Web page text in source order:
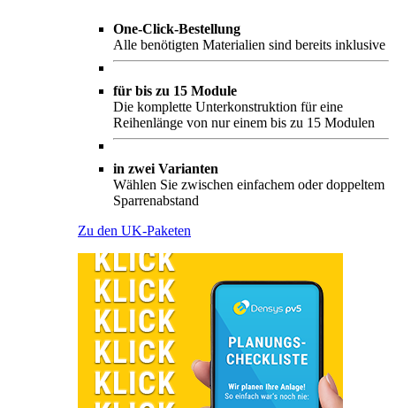
One-Click-Bestellung
Alle benötigten Materialien sind bereits inklusive
für bis zu 15 Module
Die komplette Unterkonstruktion für eine
Reihenlänge von nur einem bis zu 15 Modulen
in zwei Varianten
Wählen Sie zwischen einfachem oder doppeltem
Sparrenabstand
Zu den UK-Paketen